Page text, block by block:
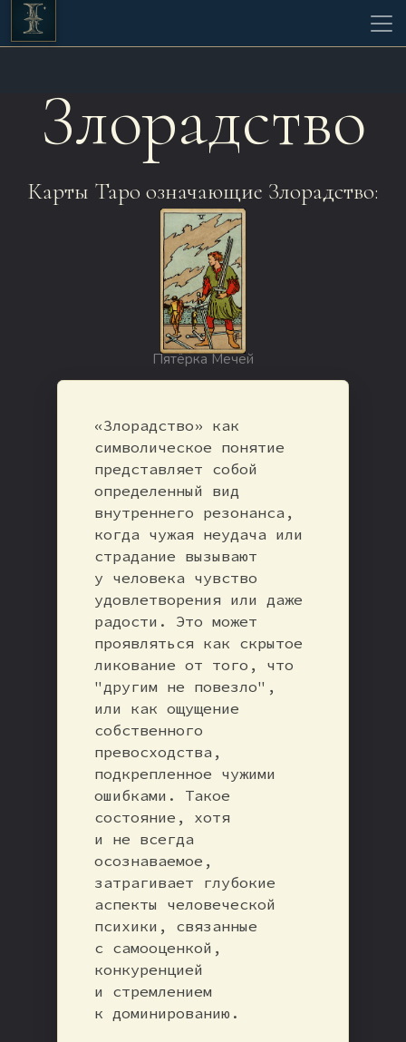
Злорадство
Карты Таро означающие Злорадство:
Пятёрка Мечей
«Злорадство» как
символическое понятие
представляет собой
определенный вид
внутреннего резонанса,
когда чужая неудача или
страдание вызывают
у человека чувство
удовлетворения или даже
радости. Это может
проявляться как скрытое
ликование от того, что
"другим не повезло",
или как ощущение
собственного
превосходства,
подкрепленное чужими
ошибками. Такое
состояние, хотя
и не всегда
осознаваемое,
затрагивает глубокие
аспекты человеческой
психики, связанные
с самооценкой,
конкуренцией
и стремлением
к доминированию.